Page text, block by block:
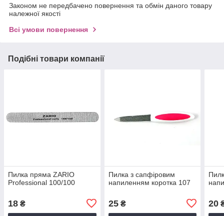
Законом не передбачено повернення та обмін даного товару
належної якості
Всі умови повернення
Подібні товари компанії
Пилка пряма ZARIO
Professional 100/100
18 ₴
Пилка з сапфіровим
напиленням коротка 107
25₴ 20